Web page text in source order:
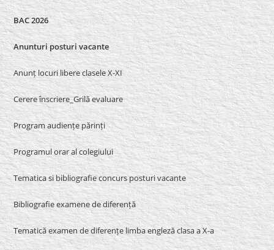
BAC 2026
Anunturi posturi vacante
Anunț locuri libere clasele X-XI
Cerere înscriere_Grilă evaluare
Program audiențe părinți
Programul orar al colegiului
Tematica si bibliografie concurs posturi vacante
Bibliografie examene de diferență
Tematică examen de diferențe limba engleză clasa a X-a